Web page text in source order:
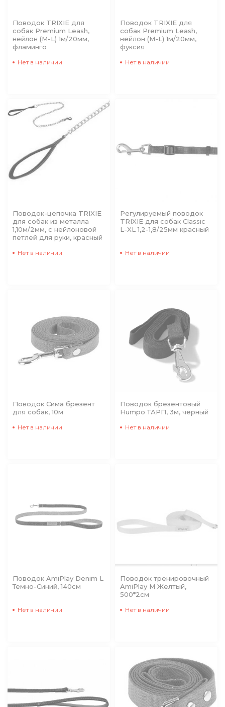
Поводок TRIXIE для
собак Premium Leash,
нейлон (M-L) 1м/20мм,
фламинго
Нет в наличии
Поводок TRIXIE для
собак Premium Leash,
нейлон (M-L) 1м/20мм,
фуксия
Нет в наличии
Поводок-цепочка TRIXIE
для собак из металла
1,10м/2мм, с нейлоновой
петлей для руки, красный
Нет в наличии
Регулируемый поводок
TRIXIE для собак Classic
L-XL 1,2-1,8/25мм красный
Нет в наличии
Поводок Сима брезент
для собак, 10м
Нет в наличии
Поводок брезентовый
Humpo ТАРП, 3м, черный
Нет в наличии
Поводок AmiPlay Denim L
Темно-Синий, 140см
Нет в наличии
Поводок тренировочный
AmiPlay M Желтый,
500*2см
Нет в наличии